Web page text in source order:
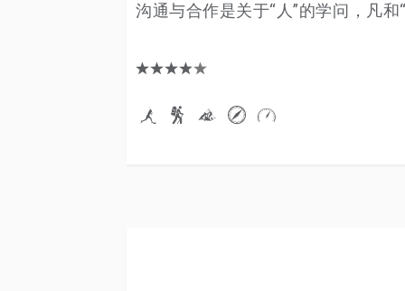
沟通与合作是关于“人”的学问，凡